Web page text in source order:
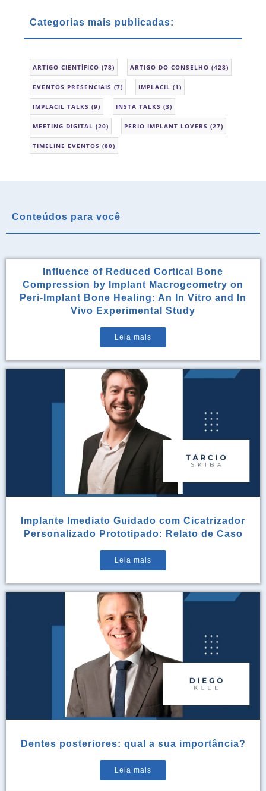
Categorias mais publicadas:
ARTIGO CIENTÍFICO (78) ARTIGO DO CONSELHO (428)
EVENTOS PRESENCIAIS (7) IMPLACIL (1)
IMPLACIL TALKS (9) INSTA TALKS (3)
MEETING DIGITAL (20) PERIO IMPLANT LOVERS (27)
TIMELINE EVENTOS (80)
Conteúdos para você
Influence of Reduced Cortical Bone
Compression by Implant Macrogeometry on
Peri-Implant Bone Healing: An In Vitro and In
Vivo Experimental Study
Leia mais
Implante Imediato Guidado com Cicatrizador
Personalizado Prototipado: Relato de Caso
Leia mais
Dentes posteriores: qual a sua importância?
Leia mais